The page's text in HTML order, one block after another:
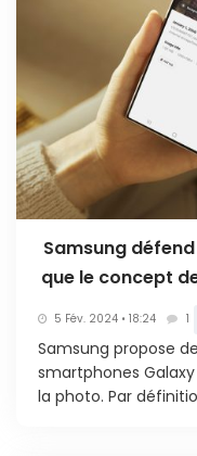
Samsung
que le concept
5 Fév. 2024 • 18:24 1
Samsung propose
smartphones
la photo. Par